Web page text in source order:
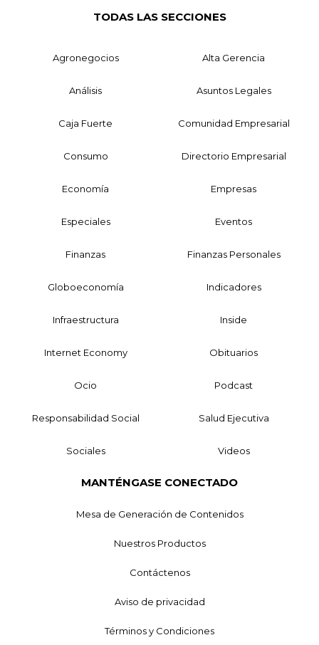
TODAS LAS SECCIONES
Agronegocios Alta Gerencia
Análisis Asuntos Legales
Caja Fuerte Comunidad Empresarial
Consumo Directorio Empresarial
Economía Empresas
Especiales Eventos
Finanzas Finanzas Personales
Globoeconomía Indicadores
Infraestructura Inside
Internet Economy Obituarios
Ocio Podcast
Responsabilidad Social Salud Ejecutiva
Sociales Videos
MANTÉNGASE CONECTADO
Mesa de Generación de Contenidos
Nuestros Productos
Contáctenos
Aviso de privacidad
Términos y Condiciones